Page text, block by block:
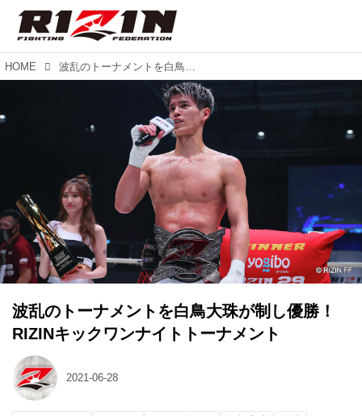
HOME 波乱のトーナメントを白鳥大珠が制し優勝！RIZINキックワンナイトトーナメント
波乱のトーナメントを白鳥大珠が制し優勝！
RIZINキックワンナイトトーナメント
2021-06-28